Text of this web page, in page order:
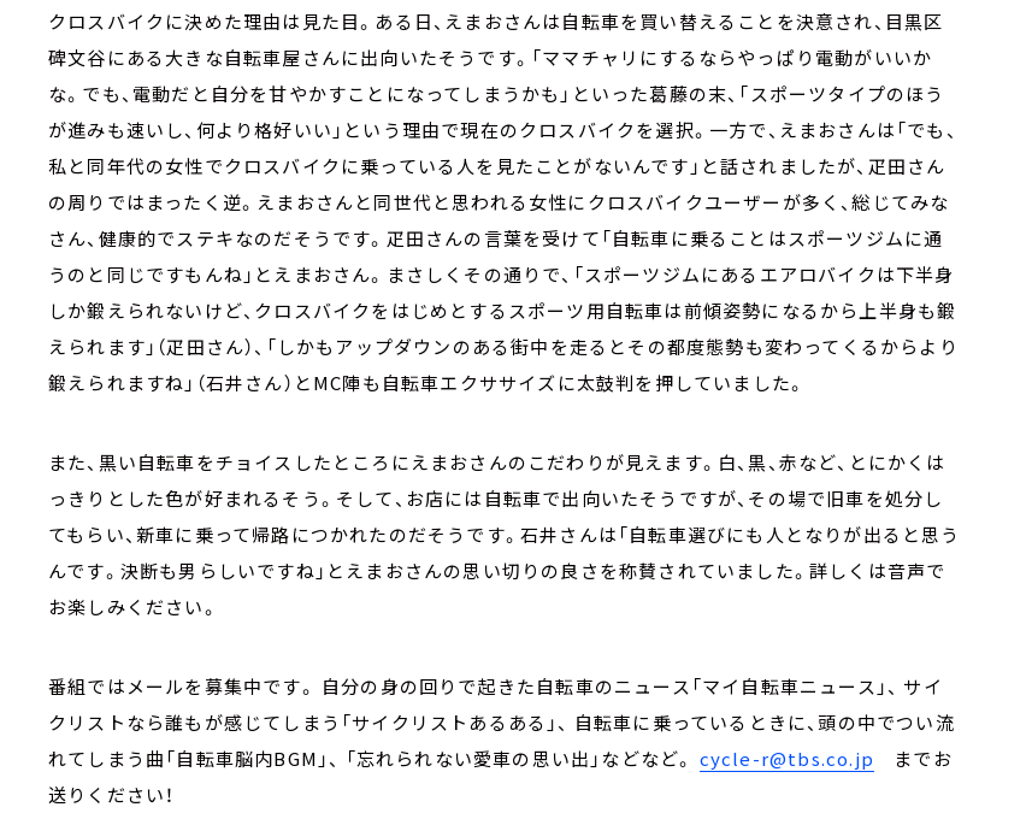
クロスバイクに決めた理由は見た目。ある日、えまおさんは自転車を買い替えることを決意され、目黒区
碑文谷にある大きな自転車屋さんに出向いたそうです。「ママチャリにするならやっぱり電動がいいか
な。でも、電動だと自分を甘やかすことになってしまうかも」といった葛藤の末、「スポーツタイプのほう
が進みも速いし、何より格好いい」という理由で現在のクロスバイクを選択。一方で、えまおさんは「でも、
私と同年代の女性でクロスバイクに乗っている人を見たことがないんです」と話されましたが、疋田さん
の周りではまったく逆。えまおさんと同世代と思われる女性にクロスバイクユーザーが多く、総じてみな
さん、健康的でステキなのだそうです。疋田さんの言葉を受けて「自転車に乗ることはスポーツジムに通
うのと同じですもんね」とえまおさん。まさしくその通りで、「スポーツジムにあるエアロバイクは下半身
しか鍛えられないけど、クロスバイクをはじめとするスポーツ用自転車は前傾姿勢になるから上半身も鍛
えられます」（疋田さん）、「しかもアップダウンのある街中を走るとその都度態勢も変わってくるからより
鍛えられますね」（石井さん）とMC陣も自転車エクササイズに太鼓判を押していました。
また、黒い自転車をチョイスしたところにえまおさんのこだわりが見えます。白、黒、赤など、とにかくは
っきりとした色が好まれるそう。そして、お店には自転車で出向いたそうですが、その場で旧車を処分し
てもらい、新車に乗って帰路につかれたのだそうです。石井さんは「自転車選びにも人となりが出ると思う
んです。決断も男らしいですね」とえまおさんの思い切りの良さを称賛されていました。詳しくは音声で
お楽しみください。
番組ではメールを募集中です。 自分の身の回りで起きた自転車のニュース「マイ自転車ニュース」、 サイ
クリストなら誰もが感じてしまう「サイクリストあるある」、 自転車に乗っているときに、頭の中でつい流
れてしまう曲「自転車脳内BGM」、 「忘れられない愛車の思い出」などなど。 cycle-r@tbs.co.jp までお
送りください！